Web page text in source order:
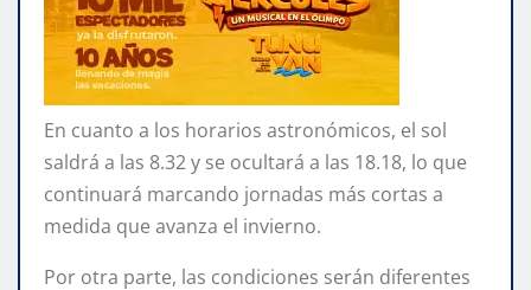
En cuanto a los horarios astronómicos, el sol
saldrá a las 8.32 y se ocultará a las 18.18, lo que
continuará marcando jornadas más cortas a
medida que avanza el invierno.
Por otra parte, las condiciones serán diferentes